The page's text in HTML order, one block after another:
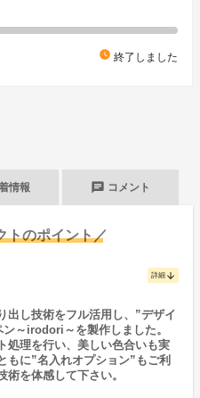
watch_later 終了しました
情報 chat コメント
トのポイント／
詳細 arrow_downward
出し技術をフル活用し、”デザイ
～irodori～を製作しました。
処理を行い、美しい色合いも実
もに”名入れオプション”もご利
を体感して下さい。